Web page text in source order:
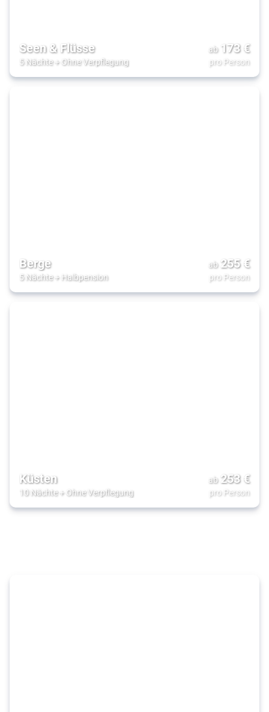
Seen & Flüsse
5 Nächte+ Ohne Verpflegung
ab 173€
pro Person
Berge
5 Nächte+ Halbpension
ab 255€
pro Person
Küsten
10 Nächte+ Ohne Verpflegung
ab 253€
pro Person